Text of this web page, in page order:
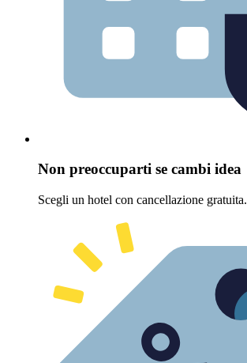
Non preoccuparti se cambi idea
Scegli un hotel con cancellazione gratuita.